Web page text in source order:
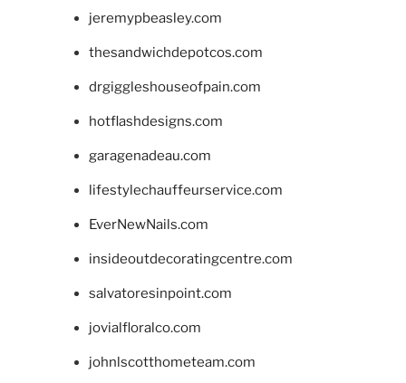
jeremypbeasley.com
thesandwichdepotcos.com
drgiggleshouseofpain.com
hotflashdesigns.com
garagenadeau.com
lifestylechauffeurservice.com
EverNewNails.com
insideoutdecoratingcentre.com
salvatoresinpoint.com
jovialfloralco.com
johnlscotthometeam.com